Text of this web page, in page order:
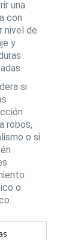
una
con
nivel de
y
si
robos,
o si
o